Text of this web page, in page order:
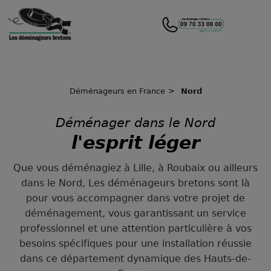
Déménageurs en France Nord
Déménager dans le Nord
l'esprit léger
Que vous déménagiez à Lille, à Roubaix ou ailleurs
dans le Nord, Les déménageurs bretons sont là
pour vous accompagner dans votre projet de
déménagement, vous garantissant un service
professionnel et une attention particulière à vos
besoins spécifiques pour une installation réussie
dans ce département dynamique des Hauts-de-